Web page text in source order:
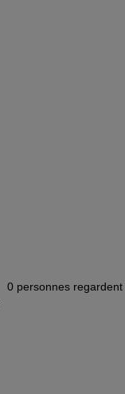
0 personnes regardent